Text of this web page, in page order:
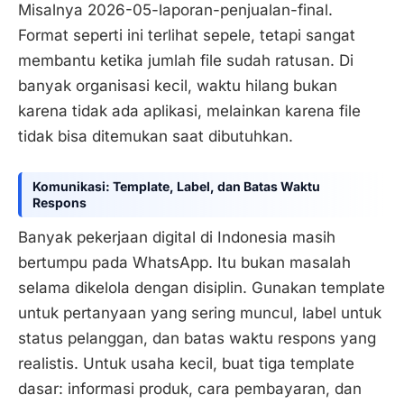
Misalnya 2026-05-laporan-penjualan-final.
Format seperti ini terlihat sepele, tetapi sangat
membantu ketika jumlah file sudah ratusan. Di
banyak organisasi kecil, waktu hilang bukan
karena tidak ada aplikasi, melainkan karena file
tidak bisa ditemukan saat dibutuhkan.
Komunikasi: Template, Label, dan Batas Waktu
Respons
Banyak pekerjaan digital di Indonesia masih
bertumpu pada WhatsApp. Itu bukan masalah
selama dikelola dengan disiplin. Gunakan template
untuk pertanyaan yang sering muncul, label untuk
status pelanggan, dan batas waktu respons yang
realistis. Untuk usaha kecil, buat tiga template
dasar: informasi produk, cara pembayaran, dan